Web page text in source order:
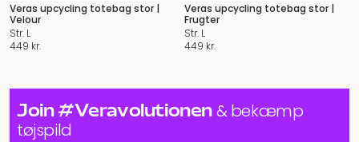
Veras upcycling totebag stor |
Velour
Str. L
449 kr.
Veras upcycling totebag stor |
Frugter
Str. L
449 kr.
Join #Veravolutionen& bekæmp
tøjspild